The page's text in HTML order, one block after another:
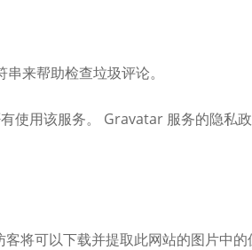
来帮助检查垃圾评论。
使用该服务。 Gravatar 服务的隐私政
将可以下载并提取此网站的图片中的